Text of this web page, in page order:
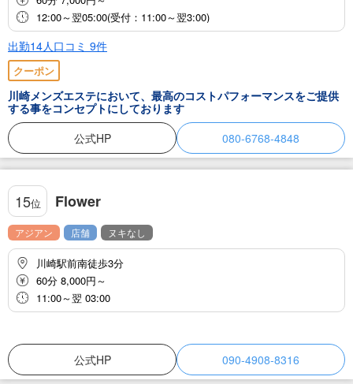
12:00～翌05:00(受付：11:00～翌3:00)
出勤14人口コミ 9件
クーポン
川崎メンズエステにおいて、最高のコストパフォーマンスをご提供
する事をコンセプトにしております
公式HP
080-6768-4848
15位 Flower
アジアン 店舗 ヌキなし
川崎駅前南徒歩3分
60分 8,000円～
11:00～翌 03:00
公式HP 090-4908-8316